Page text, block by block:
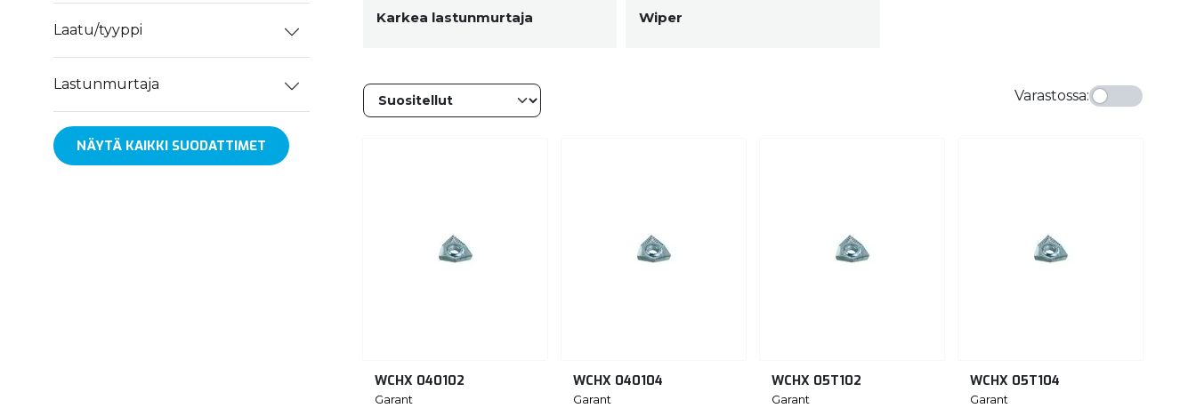
Laatu/tyyppi
Lastunmurtaja
NÄYTÄ KAIKKI SUODATTIMET
Karkea lastunmurtaja Wiper
Varastossa:
WCHX 040102
Garant
WCHX 040104
Garant
WCHX 05T102
Garant
WCHX 05T104
Garant